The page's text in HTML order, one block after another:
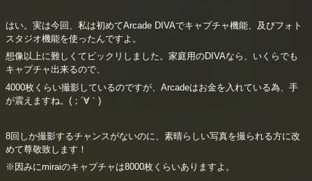
はい。実は今回、私は初めてArcade DIVAでキャプチャ機能、及びフォト
スタジオ機能を使ったんですよ。
想像以上に難しくてビックリしました。家庭用のDIVAなら、いくらでも
キャプチャ出来るので、
4000枚くらい撮影しているのですが、Arcadeはお金を入れている為、手
が震えますね。(；´∀｀)
8回しか撮影するチャンスがないのに、素晴らしい写真を撮られる方に改
めて尊敬致します！
※因みにmiraiのキャプチャは8000枚くらいありますよ。